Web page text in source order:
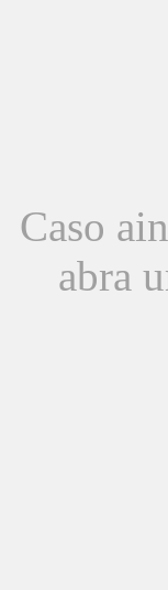
Caso
abra